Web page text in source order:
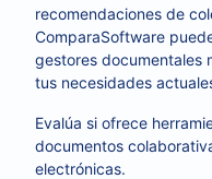
recomendaciones de
ComparaSoftware
gestores documentales
tus necesidades
Evalúa si ofrece
documentos
electrónicas.